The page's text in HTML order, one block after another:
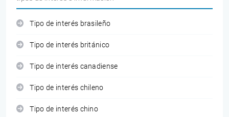
Tipo de interés brasileño
Tipo de interés británico
Tipo de interés canadiense
Tipo de interés chileno
Tipo de interés chino